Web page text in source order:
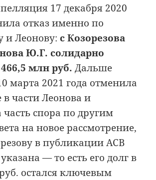
17 декабря 2020
отказ именно по
и Леонову: с Козорезова
Ю.Г. солидарно
млн руб. Дальше
марта 2021 года отменила
части Леонова и
часть спора по другим
на новое рассмотрение,
в публикации АСВ
— то есть его долг в
остался ключевым